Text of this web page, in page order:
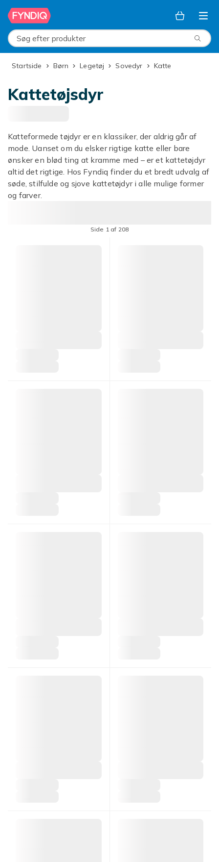
Spring til hovedindhold
Søg efter produkter
Startside Børn Legetøj Sovedyr Katte
Kattetøjsdyr
Katteformede tøjdyr er en klassiker, der aldrig går af
mode. Uanset om du elsker rigtige katte eller bare
ønsker en blød ting at kramme med – er et kattetøjdyr
altid det rigtige. Hos Fyndiq finder du et bredt udvalg af
søde, stilfulde og sjove kattetøjdyr i alle mulige former
og farver.
Side 1 af 208